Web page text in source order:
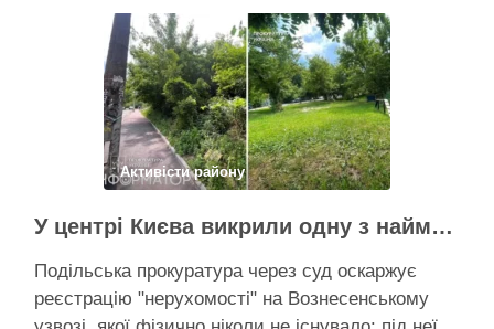
на Теремках, заявивши, що розуміє обурення
жителів через вирубку дерев, але наполягає на
необхідності забезпечити теплом понад 400
будинків. …
Поділитися у соцмережах:
Активісти району
У центрі Києва викрили одну з наймасштабніших туалетних схем з фіктивним будинком
Подільська прокуратура через суд оскаржує
реєстрацію "нерухомості" на Вознесенському